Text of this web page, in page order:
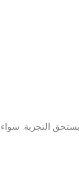
يستحق التجربة. سواء